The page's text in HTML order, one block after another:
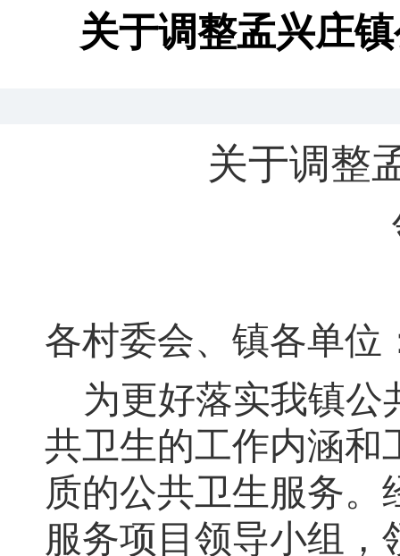
关于调整孟兴庄
关于调整
各村委会、镇各单位
为更好落实我镇公
共卫生的工作内涵和
质的公共卫生服务。
服务项目领导小组
，